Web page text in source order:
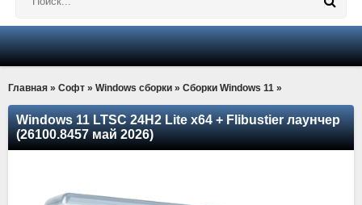
Главная » Софт » Windows сборки » Сборки Windows 11 »
Windows 11 LTSC 24H2 Lite x64 + Flibustier лаунчер
(26100.8457 май 2026)